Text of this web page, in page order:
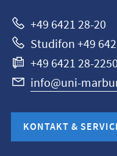
+49 6421 28-20
Studifon +49
+49 6421 28-
info@uni-
KONTAKT &